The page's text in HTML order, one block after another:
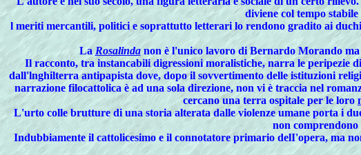
diviene col tempo
l meriti mercantili, politici e soprattutto letterari lo rendono gradito ai
La Rosalindanon è l'unico lavoro di Bernardo Morando ma
Il racconto, tra instancabili digressioni moralistiche, narra le peripezie
dall'lnghilterra antipapista dove, dopo il sovvertimento delle istituzioni
narrazione filocattolica è ad una sola direzione, non vi è traccia nel
cercano una terra ospitale per le loro
L'urto colle brutture di una storia alterata dalle violenze umane porta i
non comprendono
Indubbiamente il cattolicesimo e il connotatore primario delI'opera, ma